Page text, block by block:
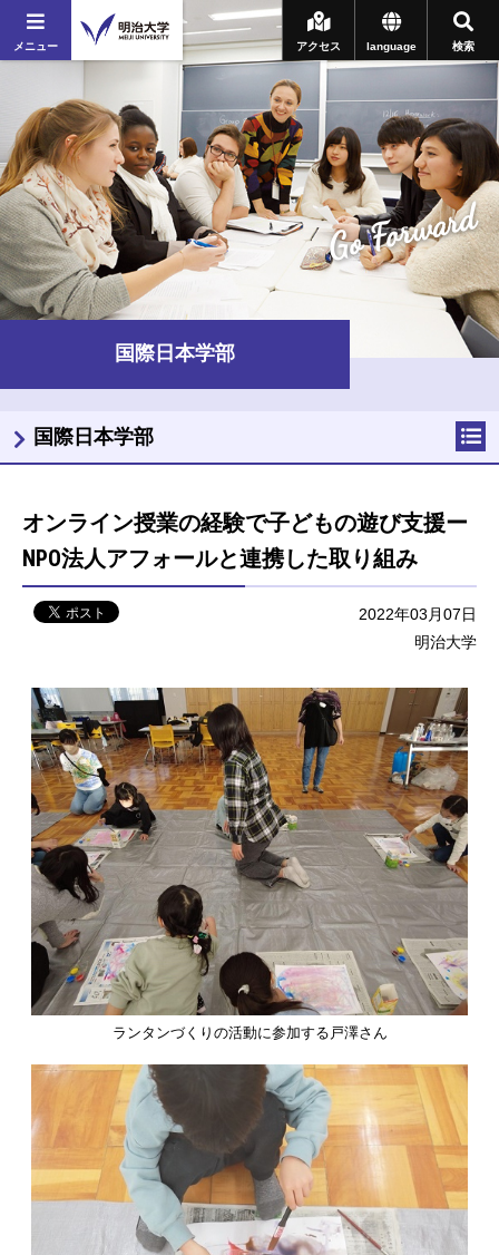
メニュー 検索
language
アクセス
Go Forward
国際日本学部
オンライン授業の経験で子どもの遊び支援ー
NPO法人アフォールと連携した取り組み
2022年03月07日
明治大学
ランタンづくりの活動に参加する戸澤さん
国際日本学部